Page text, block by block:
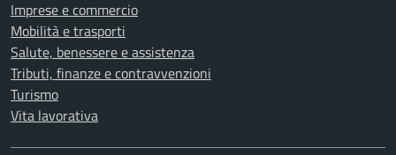
Imprese e commercio
Mobilità e trasporti
Salute, benessere e assistenza
Tributi, finanze e contravvenzioni
Turismo
Vita lavorativa